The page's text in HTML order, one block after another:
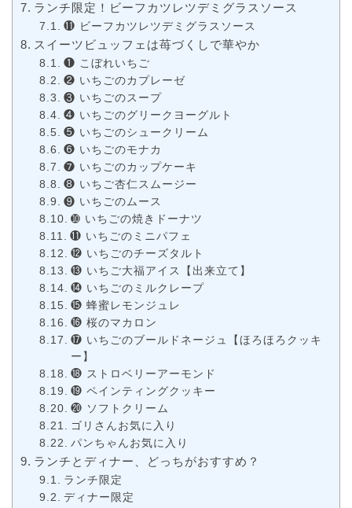
ランチ限定！ビーフカツレツデミグラスソース
⓫ ビーフカツレツデミグラスソース
スイーツビュッフェは苺づくしで華やか
❶ こぼれいちご
❷ いちごのカプレーゼ
❸ いちごのスープ
❹ いちごのグリークヨーグルト
❺ いちごのシュークリーム
❻ いちごのモナカ
❼ いちごのカップケーキ
❽ いちご杏仁スムージー
❾ いちごのムース
➓ いちごの焼きドーナツ
⓫ いちごのミニパフェ
⓬ いちごのチーズタルト
⓭ いちご大福アイス【出来立て】
⓮ いちごのミルクレープ
⓯ 蜂蜜レモンジュレ
⓰ 桜のマカロン
⓱ いちごのブールドネージュ【ほろほろクッキ
ー】
⓲ ストロベリーアーモンド
⓳ ペインティングクッキー
⓴ ソフトクリーム
ゴリさんお気に入り
パンちゃんお気に入り
ランチとディナー、どっちがおすすめ？
ランチ限定
ディナー限定